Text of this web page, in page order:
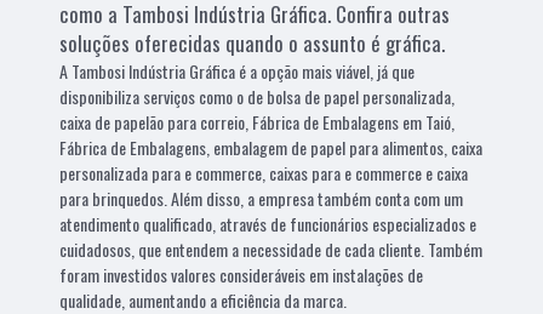
como a Tambosi Indústria Gráfica. Confira outras
soluções oferecidas quando o assunto é gráfica.
A Tambosi Indústria Gráfica é a opção mais viável, já que
disponibiliza serviços como o de bolsa de papel personalizada,
caixa de papelão para correio, Fábrica de Embalagens em Taió,
Fábrica de Embalagens, embalagem de papel para alimentos, caixa
personalizada para e commerce, caixas para e commerce e caixa
para brinquedos. Além disso, a empresa também conta com um
atendimento qualificado, através de funcionários especializados e
cuidadosos, que entendem a necessidade de cada cliente. Também
foram investidos valores consideráveis em instalações de
qualidade, aumentando a eficiência da marca.